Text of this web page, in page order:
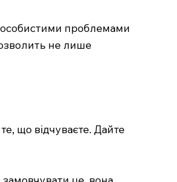
особистими проблемами
не лише
що відчуваєте. Дайте